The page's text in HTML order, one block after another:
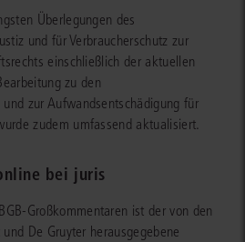
Überlegungen des
und für Verbraucherschutz zur
einschließlich der aktuellen
zu den
zur Aufwandsentschädigung für
zudem umfassend aktualisiert.
bei juris
Großkommentaren ist der von den
De Gruyter herausgegebene